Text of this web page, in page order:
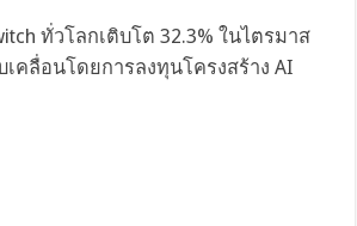
ทั่วโลกเติบโต 32.3% ในไตรมาส
เคลื่อนโดยการลงทุนโครงสร้าง AI